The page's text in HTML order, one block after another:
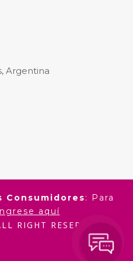
Argentina
Consumidores: Para
aquí
RIGHT RESERVED